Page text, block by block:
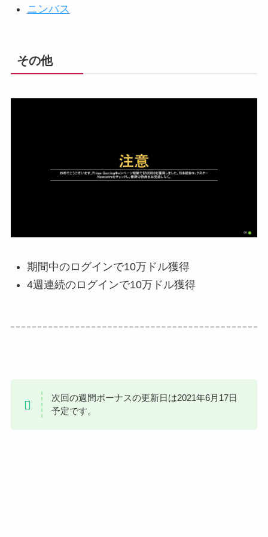
ニンバス
その他
期間中のログインで10万ドル獲得
4週連続のログインで10万ドル獲得
次回の週間ボーナスの更新日は2021年6月17日
予定です。